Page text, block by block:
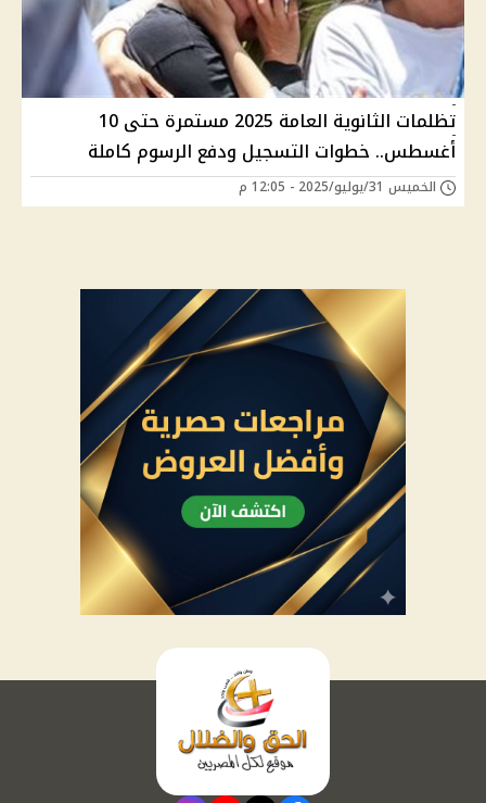
تظلمات الثانوية العامة 2025 مستمرة حتى 10
أغسطس.. خطوات التسجيل ودفع الرسوم كاملة
الخميس 31/يوليو/2025 - 12:05 م